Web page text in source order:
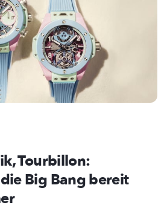
Tourbillon:
Big Bang bereit